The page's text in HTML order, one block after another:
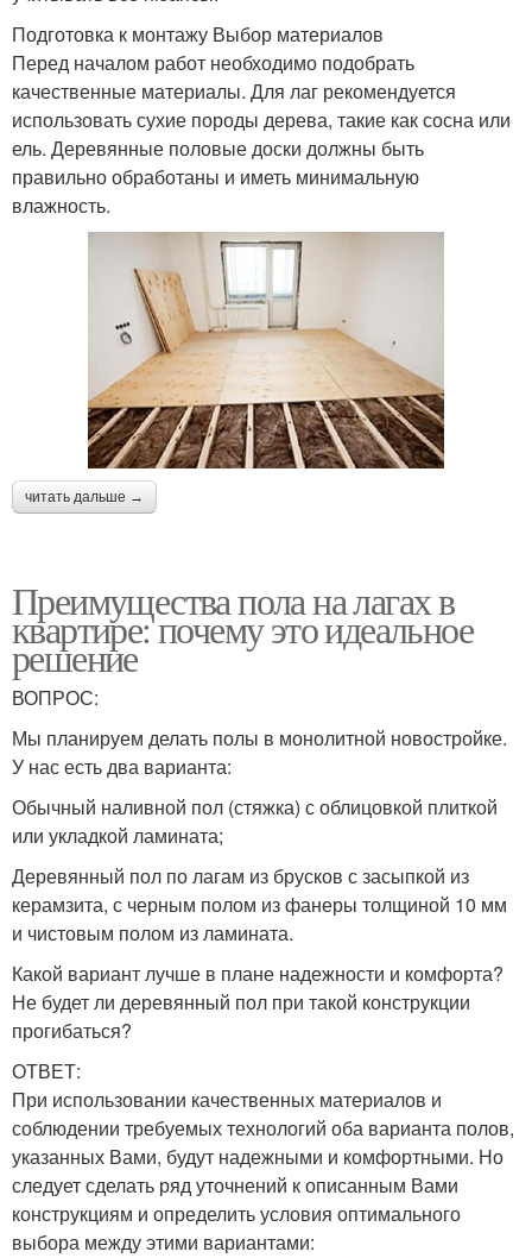
Подготовка к монтажу Выбор материалов
Перед началом работ необходимо подобрать
качественные материалы. Для лаг рекомендуется
использовать сухие породы дерева, такие как сосна или
ель. Деревянные половые доски должны быть
правильно обработаны и иметь минимальную
влажность.
читать дальше →
Преимущества пола на лагах в
квартире: почему это идеальное
решение
ВОПРОС:
Мы планируем делать полы в монолитной новостройке.
У нас есть два варианта:
Обычный наливной пол (стяжка) с облицовкой плиткой
или укладкой ламината;
Деревянный пол по лагам из брусков с засыпкой из
керамзита, с черным полом из фанеры толщиной 10 мм
и чистовым полом из ламината.
Какой вариант лучше в плане надежности и комфорта?
Не будет ли деревянный пол при такой конструкции
прогибаться?
ОТВЕТ:
При использовании качественных материалов и
соблюдении требуемых технологий оба варианта полов,
указанных Вами, будут надежными и комфортными. Но
следует сделать ряд уточнений к описанным Вами
конструкциям и определить условия оптимального
выбора между этими вариантами: